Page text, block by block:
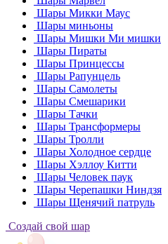
Шары Микки Маус
Шары миньоны
Шары Мишки Ми мишки
Шары Пираты
Шары Принцессы
Шары Рапунцель
Шары Самолеты
Шары Смешарики
Шары Тачки
Шары Трансформеры
Шары Тролли
Шары Холодное сердце
Шары Хэллоу Китти
Шары Человек паук
Шары Черепашки Ниндзя
Шары Щенячий патруль
Создай свой шар